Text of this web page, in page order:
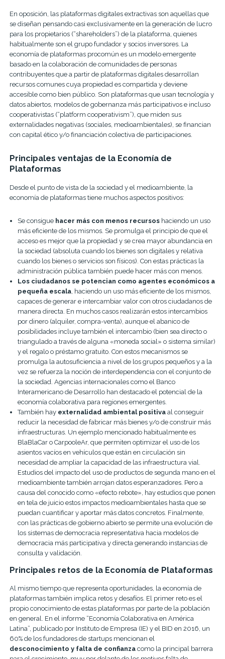
En oposición, las plataformas digitales extractivas son aquellas que
se diseñan pensando casi exclusivamente en la generación de lucro
para los propietarios (“shareholders”) de la plataforma, quienes
habitualmente son el grupo fundador y socios inversores. La
economía de plataformas procomún es un modelo emergente
basado en la colaboración de comunidades de personas
contribuyentes que a partir de plataformas digitales desarrollan
recursos comunes cuya propiedad es compartida y deviene
accesible como bien público. Son plataformas que usan tecnología y
datos abiertos, modelos de gobernanza más participativos e incluso
cooperativistas (“platform cooperativism”), que miden sus
externalidades negativas (sociales, medioambientales), se financian
con capital ético y/o financiación colectiva de participaciones.
Principales ventajas de la Economía de
Plataformas
Desde el punto de vista de la sociedad y el medioambiente, la
economía de plataformas tiene muchos aspectos positivos:
Se consigue hacer más con menos recursoshaciendo un uso
más eficiente de los mismos. Se promulga el principio de que el
acceso es mejor que la propiedad y se crea mayor abundancia en
la sociedad (absoluta cuando los bienes son digitales y relativa
cuando los bienes o servicios son físicos). Con estas prácticas la
administración pública también puede hacer más con menos.
Los ciudadanos se potencian como agentes económicos a
pequeña escala, haciendo un uso más eficiente de los mismos,
capaces de generar e intercambiar valor con otros ciudadanos de
manera directa. En muchos casos realizarán estos intercambios
por dinero (alquiler, compra-venta), aunque el abanico de
posibilidades incluye también el intercambio (bien sea directo o
triangulado a través de alguna «moneda social» o sistema similar)
y el regalo o préstamo gratuito. Con estos mecanismos se
promulga la autosuficiencia a nivel de los grupos pequeños y a la
vez se refuerza la noción de interdependencia con el conjunto de
la sociedad. Agencias internacionales como el Banco
Interamericano de Desarrollo han destacado el potencial de la
economía colaborativa para regiones emergentes.
También hay externalidad ambiental positivaal conseguir
reducir la necesidad de fabricar más bienes y/o de construir más
infraestructuras. Un ejemplo mencionado habitualmente es
BlaBlaCar o CarpooleAr, que permiten optimizar el uso de los
asientos vacíos en vehículos que están en circulación sin
necesidad de ampliar la capacidad de las infraestructura vial.
Estudios del impacto del uso de productos de segunda mano en el
medioambiente también arrojan datos esperanzadores. Pero a
causa del conocido como «efecto rebote», hay estudios que ponen
en tela de juicio estos impactos medioambientales hasta que se
puedan cuantificar y aportar más datos concretos. Finalmente,
con las prácticas de gobierno abierto se permite una evolución de
los sistemas de democracia representativa hacia modelos de
democracia más participativa y directa generando instancias de
consulta y validación.
Principales retos de la Economía de Plataformas
Al mismo tiempo que representa oportunidades, la economía de
plataformas también implica retos y desafíos. El primer reto es el
propio conocimiento de estas plataformas por parte de la población
en general. En el informe “Economía Colaborativa en América
Latina”, publicado por Instituto de Empresa (IE) y el BID en 2016, un
60% de los fundadores de startups mencionan el
desconocimiento y falta de confianzacomo la principal barrera